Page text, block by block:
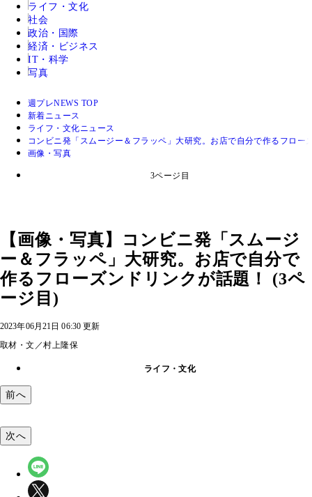
ライフ・文化
社会
政治・国際
経済・ビジネス
IT・科学
写真
週プレNEWS TOP
新着ニュース
ライフ・文化ニュース
コンビニ発「スムージー＆フラッペ」大研究。お店で自分で作るフロー
画像・写真
3ページ目
【画像・写真】コンビニ発「スムージ
ー＆フラッペ」大研究。お店で自分で
作るフローズンドリンクが話題！ (3ペ
ージ目)
2023年06月21日 06:30 更新
取材・文／村上隆保
ライフ・文化
前へ
次へ